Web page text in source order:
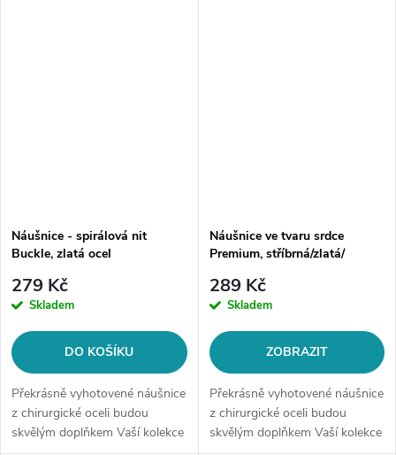
Náušnice - spirálová nit
Buckle, zlatá ocel
279 Kč
Skladem
DO KOŠÍKU
Překrásně vyhotovené náušnice
z chirurgické oceli budou
skvělým doplňkem Vaší kolekce
Náušnice ve tvaru srdce
Premium, stříbrná/zlatá/
289 Kč
Skladem
ZOBRAZIT
Překrásně vyhotovené náušnice
z chirurgické oceli budou
skvělým doplňkem Vaší kolekce